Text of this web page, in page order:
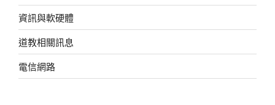
資訊與軟硬體
道教相關訊息
電信網路